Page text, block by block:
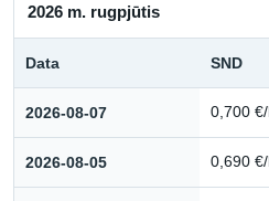
2026 m. rugpjūtis
Data SND
2026-08-07 0,700 €/l
2026-08-05 0,690 €/l